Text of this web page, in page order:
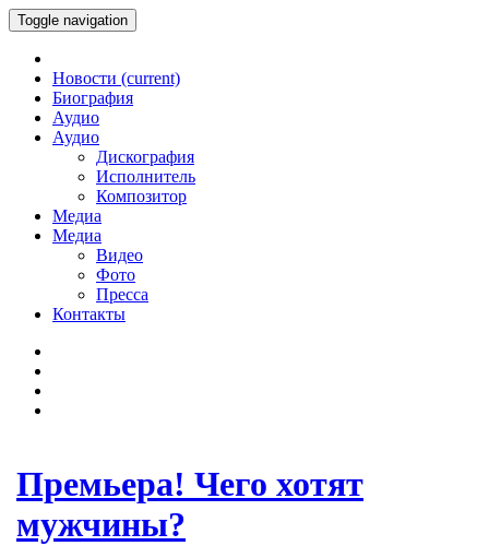
Toggle navigation
Новости (current)
Биография
Аудио
Аудио
Дискография
Исполнитель
Композитор
Медиа
Медиа
Видео
Фото
Пресса
Контакты
Премьера! Чего хотят
мужчины?